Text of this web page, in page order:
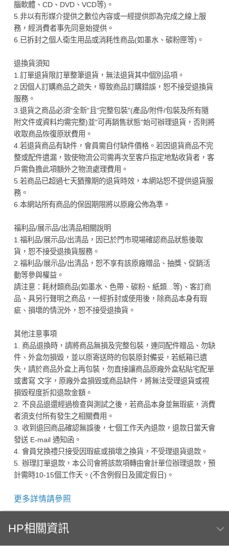
腦軟體、CD、DVD、VCD等)。
5.非以有形媒介提供之數位內容或一經提供即為完成之線上服
務，經消費者事先同意始提供。
6.已拆封之個人衛生用品或消耗性商品(如墨水、碳粉匣等)。
退換貨須知
1.訂單退貨限訂單整筆退貨，無法退貨其中個別品項。
2.因個人訂購商品之疏失，導致商品訂購錯誤，恕不接受退換貨
服務。
3.退貨之商品必須"全新"且"完整包裝"(產品/附件/包裝及所有隨
附文件或資料均需完整)並"可再銷售狀態"始可辦理退貨，否則將
收取商品恢復原狀費用。
4.若退貨商品有缺件，會員需自付缺件價格。若因退貨商品不完
整或配件遺漏，致使物流公司需再次至客戶指定地點收貨者，客
戶需負擔此項額外之物流處理費用。
5.若商品已超過七天猶豫期的退貨時效，本網站恕不提供退貨服
務。
6.本網站所有商品的保固期限將以原廠公佈為準。
福利品/展示品/出清品相關說明
1.福利品/展示品/出清品，因已於門市現場確認商品狀態後取
貨，恕不接受退換貨服務。
2.福利品/展示品/出清品，恕不享有該原廠贈品、抽獎、促銷活
動等參與權益。
請注意：耗材類商品(如墨水、色帶、碳粉、紙類...等)、客訂商
品、具另行聲明之商品，一經拆封或使用後，除商品本身有瑕
疵、損壞的情況外，恕不接受退換貨。
其他注意事項
1. 商品退換時，請將商品無損及完整包裝，連同配件贈品、勿缺
件、外盒勿損毀，並以原寄送時的包裝原封備妥，若紙箱已遺
失，請於商品外盒上再包裝，勿直接讓商品原廠外盒粘貼宅配單
或書寫 文字，原廠外盒損毀或商品缺件，將無法受理退貨或視
損毀程度折扣退款金額。
2. 不良品退還經過檢查與測試之後，若商品本身並無瑕疵，消費
者須支付所有發生之相關費用。
3. 收到退回商品確認無誤後，七個工作天內退款，退款日當天會
發送 E-mail 通知函。
4. 會員兌換禮只接受因瑕疵或損壞之換貨，不受理退貨退款。
5. 辦理訂單退款，本公司會將該款項轉由會計單位辦理退款，預
計需時10-15個工作天。(不含例假日及國定假日)。
更多詳情請參照
HP相關資訊